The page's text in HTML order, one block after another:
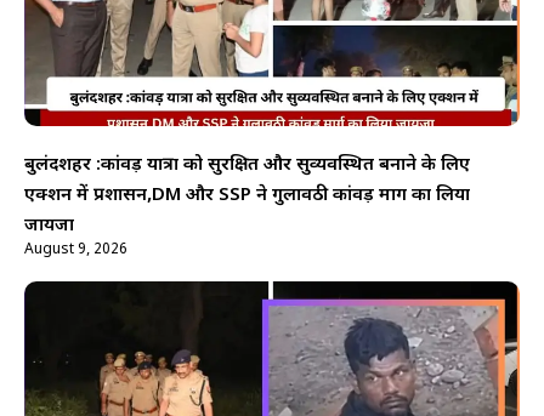
बुलंदशहर :कांवड़ यात्रा को सुरक्षित और सुव्यवस्थित बनाने के लिए
एक्शन में प्रशासन,DM और SSP ने गुलावठी कांवड़ मार्ग का लिया
जायजा
August 9, 2026